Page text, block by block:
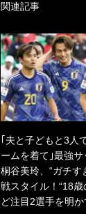
関連記事
｢夫と子どもと3人
ームを着て｣最強サ
桐谷美玲、“ガチす
戦スタイル！“18歳
ど注目2選手を明か